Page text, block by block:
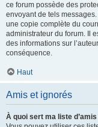
ce forum possède des
envoyant de tels
une copie complète du
administrateur du forum. Il
des informations sur
conséquence.
Haut
Amis et ignorés
À quoi sert ma liste d’amis